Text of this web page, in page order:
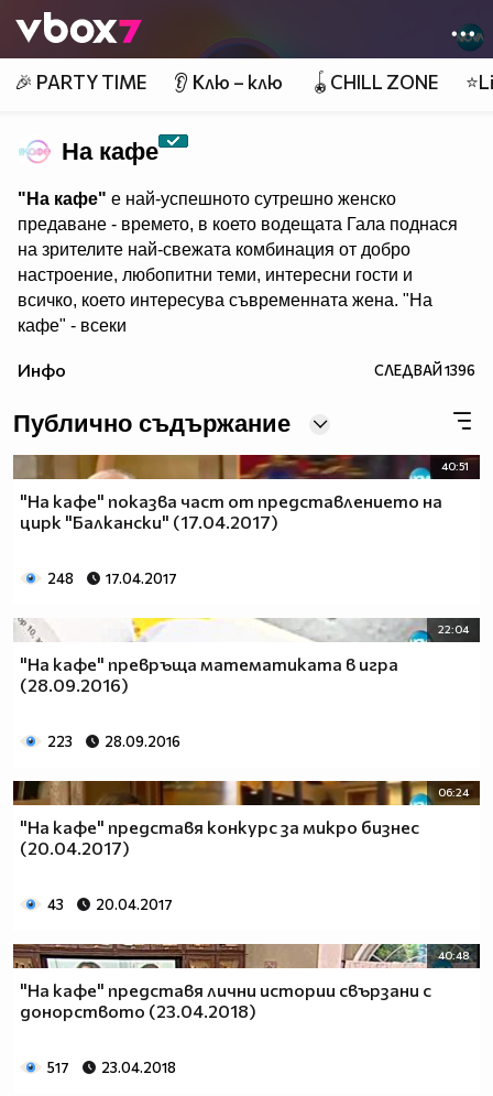
👾
🎉 PARTY TIME 👂 Клю – клю 🪀CHILL ZONE
На кафе
"На кафе" е най-успешното сутрешно женско
предаване - времето, в което водещата Гала поднася
на зрителите най-свежата комбинация от добро
настроение, любопитни теми, интересни гости и
всичко, което интересува съвременната жена. "На
кафе" - всеки
може да гледате и в
Инфо СЛЕДВАЙ1396
Публично съдържание
40:51
"На кафе" показва част от представлението на
цирк "Балкански" (17.04.2017)
248 17.04.2017
22:04
"На кафе" превръща математиката в игра
(28.09.2016)
223 28.09.2016
06:24
"На кафе" представя конкурс за микро бизнес
(20.04.2017)
43 20.04.2017
40:48
"На кафе" представя лични истории свързани с
донорството (23.04.2018)
517 23.04.2018